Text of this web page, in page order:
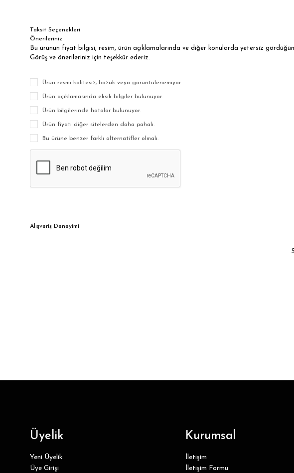
Taksit Seçenekleri
Önerileriniz
Bu ürünün fiyat bilgisi, resim, ürün açıklamalarında ve diğer konularda yetersiz
Görüş ve önerileriniz için teşekkür ederiz.
Ürün resmi kalitesiz, bozuk veya görüntülenemiyor.
Ürün açıklamasında eksik bilgiler bulunuyor.
Ürün bilgilerinde hatalar bulunuyor.
Ürün fiyatı diğer sitelerden daha pahalı.
Bu ürüne benzer farklı alternatifler olmalı.
Alışveriş Deneyimi
Üyelik
Yeni Üyelik
Üye Girişi
Kurumsal
İletişim
İletişim Formu